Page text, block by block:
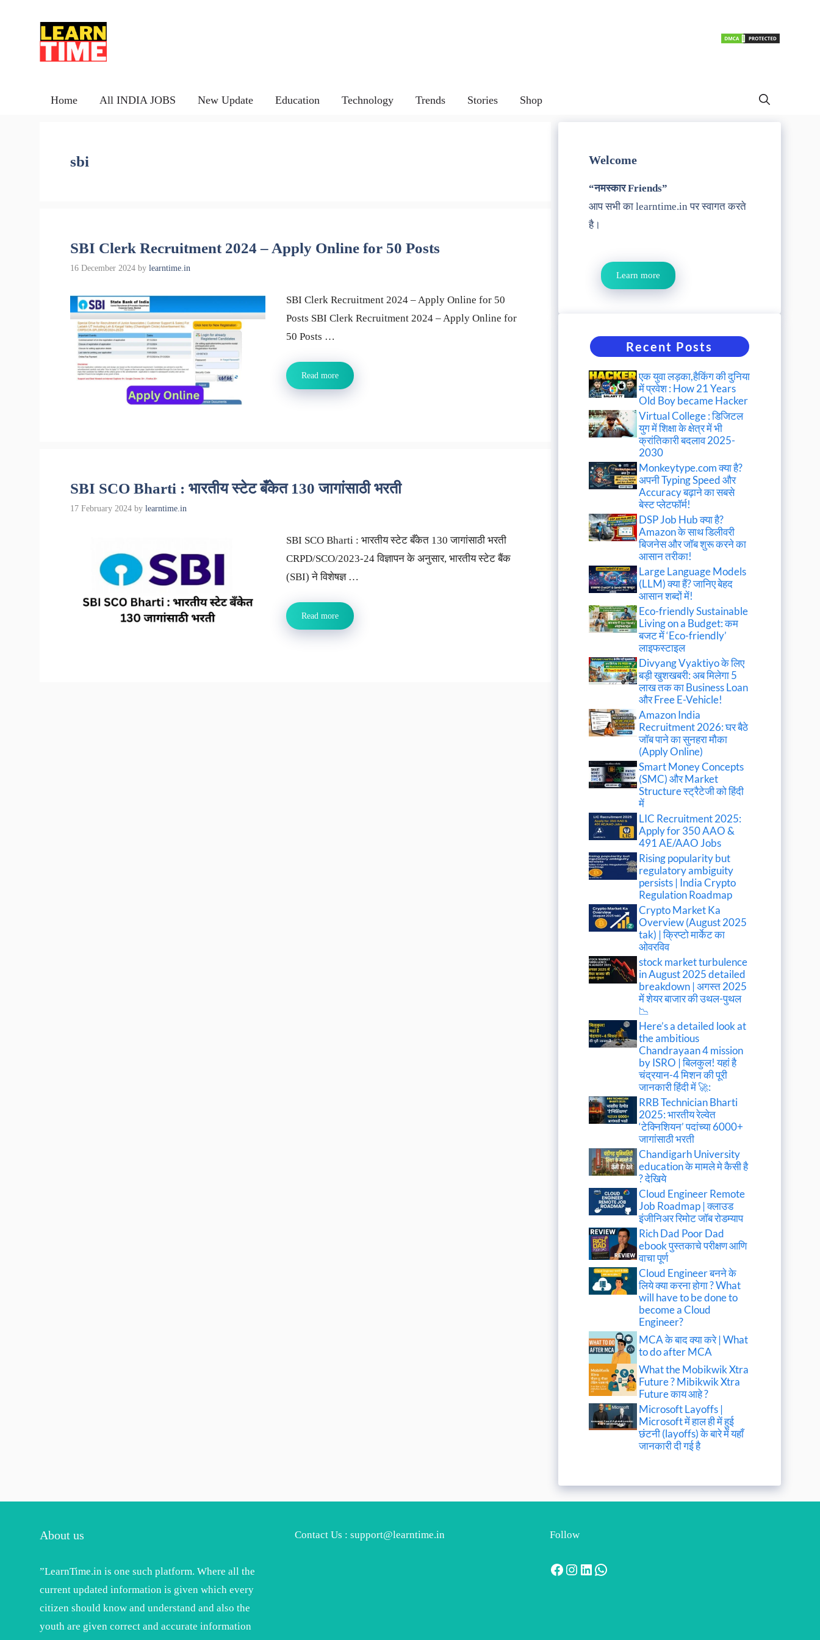
Home All INDIA JOBS New Update Education Technology Trends Stories Shop
sbi
SBI Clerk Recruitment 2024 – Apply Online for 50 Posts
16 December 2024 by learntime.in
SBI Clerk Recruitment 2024 – Apply Online for 50
Posts SBI Clerk Recruitment 2024 – Apply Online for
50 Posts …
Read more
SBI SCO Bharti : भारतीय स्टेट बँकेत 130 जागांसाठी भरती
17 February 2024 by learntime.in
SBI SCO Bharti : भारतीय स्टेट बँकेत 130 जागांसाठी भरती
CRPD/SCO/2023-24 विज्ञापन के अनुसार, भारतीय स्टेट बैंक
(SBI) ने विशेषज्ञ …
Read more
Welcome
“नमस्कार Friends”
आप सभी का learntime.in पर स्वागत करते
है।
Learn more
Recent Posts
एक युवा लड़का,हैकिंग की दुनिया
में प्रवेश : How 21 Years
Old Boy became Hacker
Virtual College : डिजिटल
युग में शिक्षा के क्षेत्र में भी
क्रांतिकारी बदलाव 2025-
2030
Monkeytype.com क्या है?
अपनी Typing Speed और
Accuracy बढ़ाने का सबसे
बेस्ट प्लेटफॉर्म!
DSP Job Hub क्या है?
Amazon के साथ डिलीवरी
बिजनेस और जॉब शुरू करने का
आसान तरीका!
Large Language Models
(LLM) क्या हैं? जानिए बेहद
आसान शब्दों में!
Eco-friendly Sustainable
Living on a Budget: कम
बजट में ‘Eco-friendly’
लाइफस्टाइल
Divyang Vyaktiyo के लिए
बड़ी खुशखबरी: अब मिलेगा 5
लाख तक का Business Loan
और Free E-Vehicle!
Amazon India
Recruitment 2026: घर बैठे
जॉब पाने का सुनहरा मौका
(Apply Online)
Smart Money Concepts
(SMC) और Market
Structure स्ट्रैटेजी को हिंदी
में
LIC Recruitment 2025:
Apply for 350 AAO &
491 AE/AAO Jobs
Rising popularity but
regulatory ambiguity
persists | India Crypto
Regulation Roadmap
Crypto Market Ka
Overview (August 2025
tak) | क्रिप्टो मार्केट का
ओवरविव
stock market turbulence
in August 2025 detailed
breakdown | अगस्त 2025
में शेयर बाजार की उथल-पुथल
📉
Here’s a detailed look at
the ambitious
Chandrayaan 4 mission
by ISRO | बिलकुल! यहां है
चंद्रयान-4 मिशन की पूरी
जानकारी हिंदी में 🚀:
RRB Technician Bharti
2025: भारतीय रेल्वेत
‘टेक्निशियन’ पदांच्या 6000+
जागांसाठी भरती
Chandigarh University
education के मामले मे कैसी है
? देखिये
Cloud Engineer Remote
Job Roadmap | क्लाउड
इंजीनिअर रिमोट जॉब रोडम्याप
Rich Dad Poor Dad
ebook पुस्तकाचे परीक्षण आणि
वाचा पूर्ण
Cloud Engineer बनने के
लिये क्या करना होगा ? What
will have to be done to
become a Cloud
Engineer?
MCA के बाद क्या करे | What
to do after MCA
What the Mobikwik Xtra
Future ? Mibikwik Xtra
Future काय आहे ?
Microsoft Layoffs |
Microsoft में हाल ही में हुई
छंटनी (layoffs) के बारे में यहाँ
जानकारी दी गई है
About us
”LearnTime.in is one such platform. Where all the
current updated information is given which every
citizen should know and understand and also the
youth are given correct and accurate information
Contact Us : support@learntime.in Follow
Facebook
Instagram
LinkedIn
WhatsApp